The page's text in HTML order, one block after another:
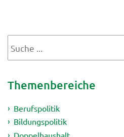
Themenbereiche
Berufspolitik
Bildungspolitik